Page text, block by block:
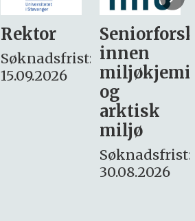
Seniorforsker
innen
miljøkjemi
søker
– fast
Søknadsfrist:
16. august.